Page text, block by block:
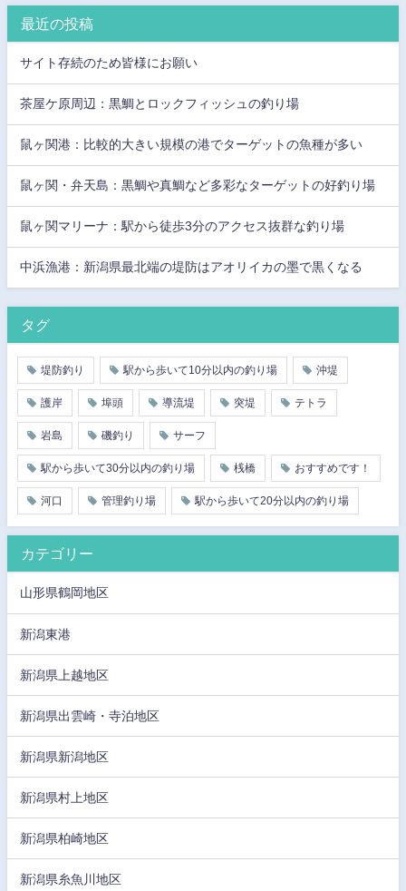
最近の投稿
サイト存続のため皆様にお願い
茶屋ケ原周辺：黒鯛とロックフィッシュの釣り場
鼠ヶ関港：比較的大きい規模の港でターゲットの魚種が多い
鼠ヶ関・弁天島：黒鯛や真鯛など多彩なターゲットの好釣り場
鼠ヶ関マリーナ：駅から徒歩3分のアクセス抜群な釣り場
中浜漁港：新潟県最北端の堤防はアオリイカの墨で黒くなる
タグ
堤防釣り 駅から歩いて10分以内の釣り場 沖堤
護岸 埠頭 導流堤 突堤 テトラ
岩島 磯釣り サーフ
駅から歩いて30分以内の釣り場 桟橋 おすすめです！
河口 管理釣り場 駅から歩いて20分以内の釣り場
カテゴリー
山形県鶴岡地区
新潟東港
新潟県上越地区
新潟県出雲崎・寺泊地区
新潟県新潟地区
新潟県村上地区
新潟県柏崎地区
新潟県糸魚川地区